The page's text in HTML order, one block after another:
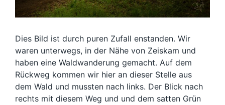
Dies Bild ist durch puren Zufall enstanden. Wir
waren unterwegs, in der Nähe von Zeiskam und
haben eine Waldwanderung gemacht. Auf dem
Rückweg kommen wir hier an dieser Stelle aus
dem Wald und mussten nach links. Der Blick nach
rechts mit diesem Weg und und dem satten Grün